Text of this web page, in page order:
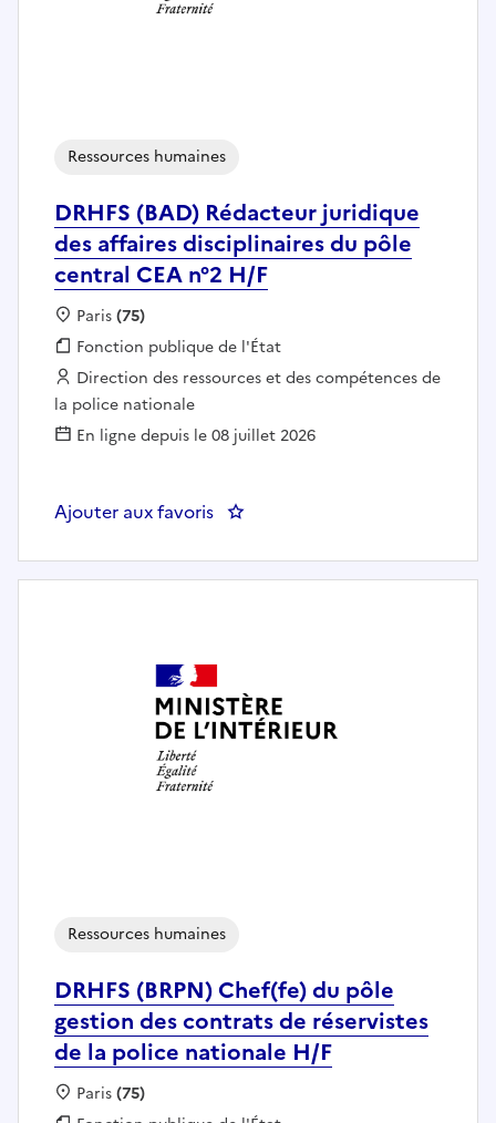
DRHFS (BAD) Rédacteur juridique
des affaires disciplinaires du pôle
central CEA n°2 H/F
Ressources humaines
Localisation :
Paris(75)
Fonction publique :
Fonction publique de l'État
Employeur :
Direction des ressources et des compétences de
la police nationale
En ligne depuis le 08 juillet 2026
Ajouter aux favoris : DRHFS (BAD) Rédacteur
DRHFS (BRPN) Chef(fe) du pôle
gestion des contrats de réservistes
de la police nationale H/F
Ressources humaines
Localisation :
Paris(75)